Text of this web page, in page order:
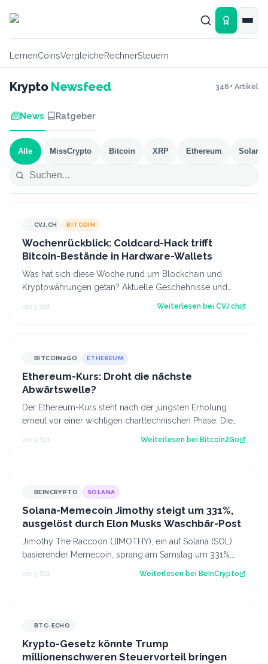
LernenCoinsVergleicheRechnerSteuern
Krypto Newsfeed 346+ Artikel
News Ratgeber
Alle MissCrypto Bitcoin XRP Ethereum Solana
CVJ.CHCVJ.CH BITCOIN
Wochenrückblick: Coldcard-Hack trifft
Bitcoin-Bestände in Hardware-Wallets
Was hat sich diese Woche rund um Blockchain und
Kryptowährungen getan? Aktuelle Geschehnisse und
vor 3 Std. Weiterlesen bei CVJ.ch
BITCOIN2GO ETHEREUM
Ethereum-Kurs: Droht die nächste
Abwärtswelle?
Der Ethereum-Kurs steht nach der jüngsten Erholung
erneut vor einer wichtigen charttechnischen Phase. Die
vor 4 Std. Weiterlesen bei Bitcoin2Go
BEINCRYPTO SOLANA
Solana-Memecoin Jimothy steigt um 331%,
ausgelöst durch Elon Musks Waschbär-Post
Jimothy The Raccoon (JIMOTHY), ein auf Solana (SOL)
basierender Memecoin, sprang am Samstag um 331%,
vor 5 Std. Weiterlesen bei BeInCrypto
BTC-ECHO
Krypto-Gesetz könnte Trump
millionenschweren Steuervorteil bringen